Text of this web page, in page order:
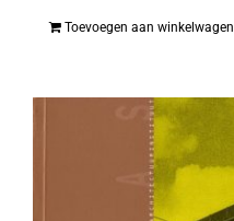
Toevoegen aan winkelwagen